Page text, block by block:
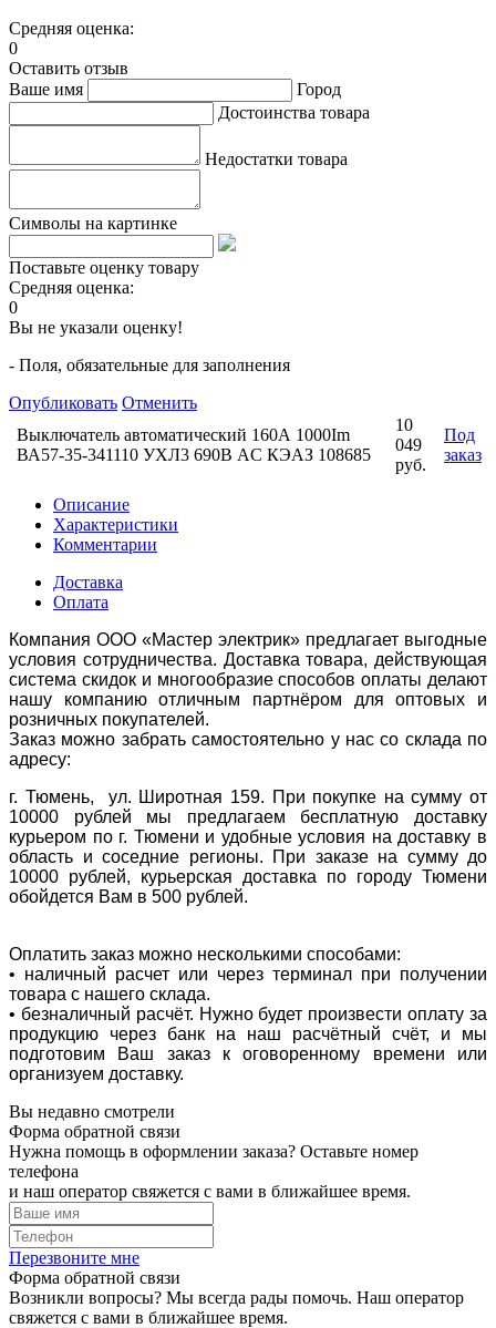
Средняя оценка:
0
Оставить отзыв
Ваше имя
Город
Достоинства товара
Недостатки товара
Символы на картинке
Поставьте оценку товару
Средняя оценка:
0
Вы не указали оценку!
- Поля, обязательные для заполнения
Опубликовать Отменить
Выключатель автоматический 160А 1000Im
ВА57-35-341110 УХЛ3 690В AC КЭАЗ 108685
10
049
руб.
Под
заказ
Описание
Характеристики
Комментарии
Доставка
Оплата
Компания ООО «Мастер электрик» предлагает выгодные
условия сотрудничества. Доставка товара, действующая
система скидок и многообразие способов оплаты делают
нашу компанию отличным партнёром для оптовых и
розничных покупателей.
Заказ можно забрать самостоятельно у нас со склада по
адресу:
г. Тюмень, ул. Широтная 159. При покупке на сумму от
10000 рублей мы предлагаем бесплатную доставку
курьером по г. Тюмени и удобные условия на доставку в
область и соседние регионы. При заказе на сумму до
10000 рублей, курьерская доставка по городу Тюмени
обойдется Вам в 500 рублей.
Оплатить заказ можно несколькими способами:
• наличный расчет или через терминал при получении
товара с нашего склада.
• безналичный расчёт. Нужно будет произвести оплату за
продукцию через банк на наш расчётный счёт, и мы
подготовим Ваш заказ к оговоренному времени или
организуем доставку.
Вы недавно смотрели
Форма обратной связи
Нужна помощь в оформлении заказа? Оставьте номер
телефона
и наш оператор свяжется с вами в ближайшее время.
Перезвоните мне
Форма обратной связи
Возникли вопросы? Мы всегда рады помочь. Наш оператор
свяжется с вами в ближайшее время.